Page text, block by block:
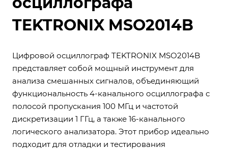
TEKTRONIX MSO2014B
Цифровой осциллограф TEKTRONIX MSO2014B
представляет собой мощный инструмент для
анализа смешанных сигналов, объединяющий
функциональность 4-канального осциллографа с
полосой пропускания 100 МГц и частотой
дискретизации 1 ГГц, а также 16-канального
логического анализатора. Этот прибор идеально
подходит для отладки и тестирования